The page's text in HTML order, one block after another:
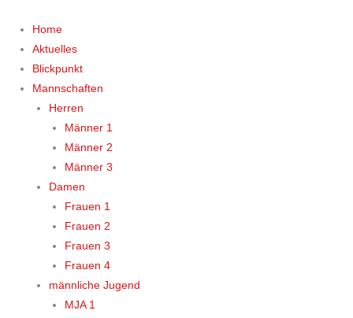
Inhalt
springen
Home
Aktuelles
Blickpunkt
Mannschaften
Herren
Männer 1
Männer 2
Männer 3
Damen
Frauen 1
Frauen 2
Frauen 3
Frauen 4
männliche Jugend
MJA 1